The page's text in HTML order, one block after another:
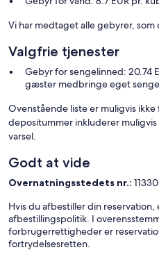
Vi har medtaget alle gebyrer,
Valgfrie tjenester
Gebyr for sengelinned: 20.74
gæster medbringe eget
Ovenstående liste er muligvis
depositummer inkluderer
varsel.
Godt at vide
Overnatningsstedets nr.:
Hvis du afbestiller din
afbestillingspolitik. I
forbrugerrettigheder er
fortrydelsesretten.